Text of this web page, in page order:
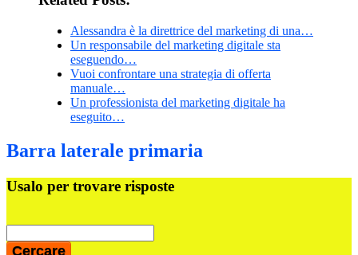
Alessandra è la direttrice del marketing di una…
Un responsabile del marketing digitale sta
eseguendo…
Vuoi confrontare una strategia di offerta
manuale…
Un professionista del marketing digitale ha
eseguito…
Barra laterale primaria
Usalo per trovare risposte